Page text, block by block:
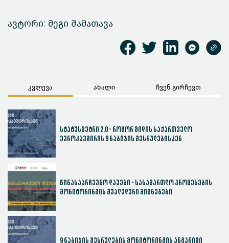
ავტორი: მეგი შამათავა
კვლევა ახალი ჩვენ გირჩევთ
სტატუსმეტრი 2.0 - როგორ მიდის საქართველო
ევროკავშირის 9 ნაბიჯის შესრულებისკენ
წინასაარჩევნო დავები - სასამართლო პროცესების
მონიტორინგის შუალედური მიგნებები
9 ნაბიჯის შესრულების მონიტორინგის ანგარიში